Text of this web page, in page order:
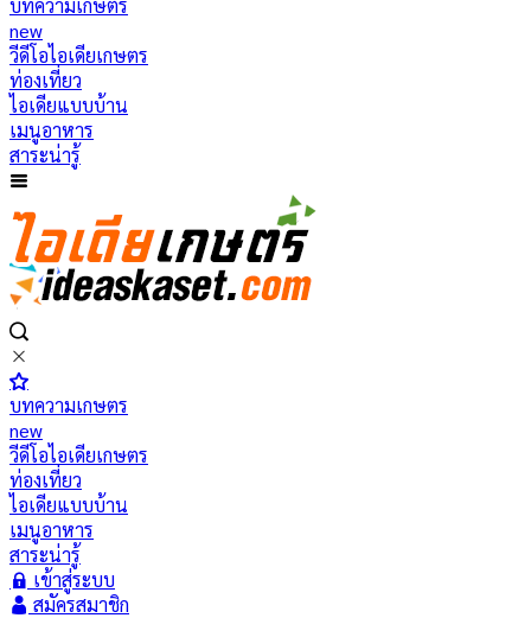
บทความเกษตร
new
วีดีโอไอเดียเกษตร
ท่องเที่ยว
ไอเดียแบบบ้าน
เมนูอาหาร
สาระน่ารู้
บทความเกษตร
new
วีดีโอไอเดียเกษตร
ท่องเที่ยว
ไอเดียแบบบ้าน
เมนูอาหาร
สาระน่ารู้
เข้าสู่ระบบ
สมัครสมาชิก